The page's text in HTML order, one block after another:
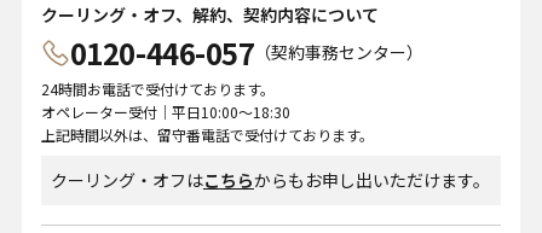
クーリング・オフ、解約、契約内容について
0120-446-057 （契約事務センター）
24時間お電話で受付けております。
オペレーター受付｜平日10:00～18:30
上記時間以外は、留守番電話で受付けております。
クーリング・オフはこちらからもお申し出いただけます。